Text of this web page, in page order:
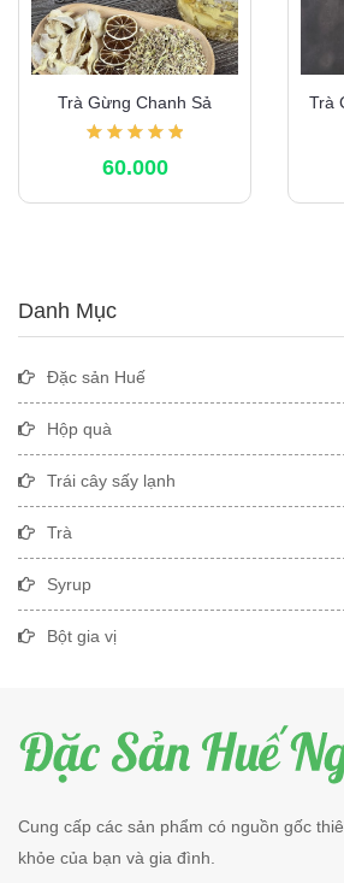
Trà Gừng Chanh Sả
60.000
Trà
Danh Mục
Đặc sản Huế
Hộp quà
Trái cây sấy lạnh
Trà
Syrup
Bột gia vị
Cung cấp các sản phẩm có nguồn gốc
khỏe của bạn và gia đình.